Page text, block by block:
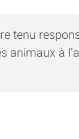
tenu
animaux à